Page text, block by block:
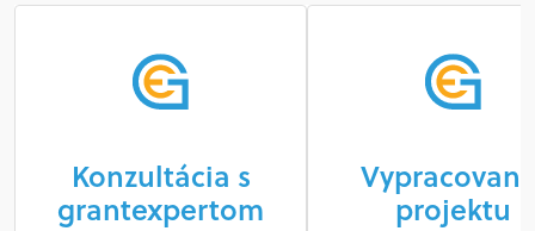
Konzultácia s
grantexpertom
projektu